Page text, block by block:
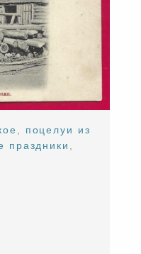
, поцелуи из
праздники ,